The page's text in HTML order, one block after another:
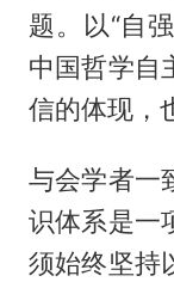
题。以“自
中国哲学自
信的体现，
与会学者一
识体系是一
须始终坚持